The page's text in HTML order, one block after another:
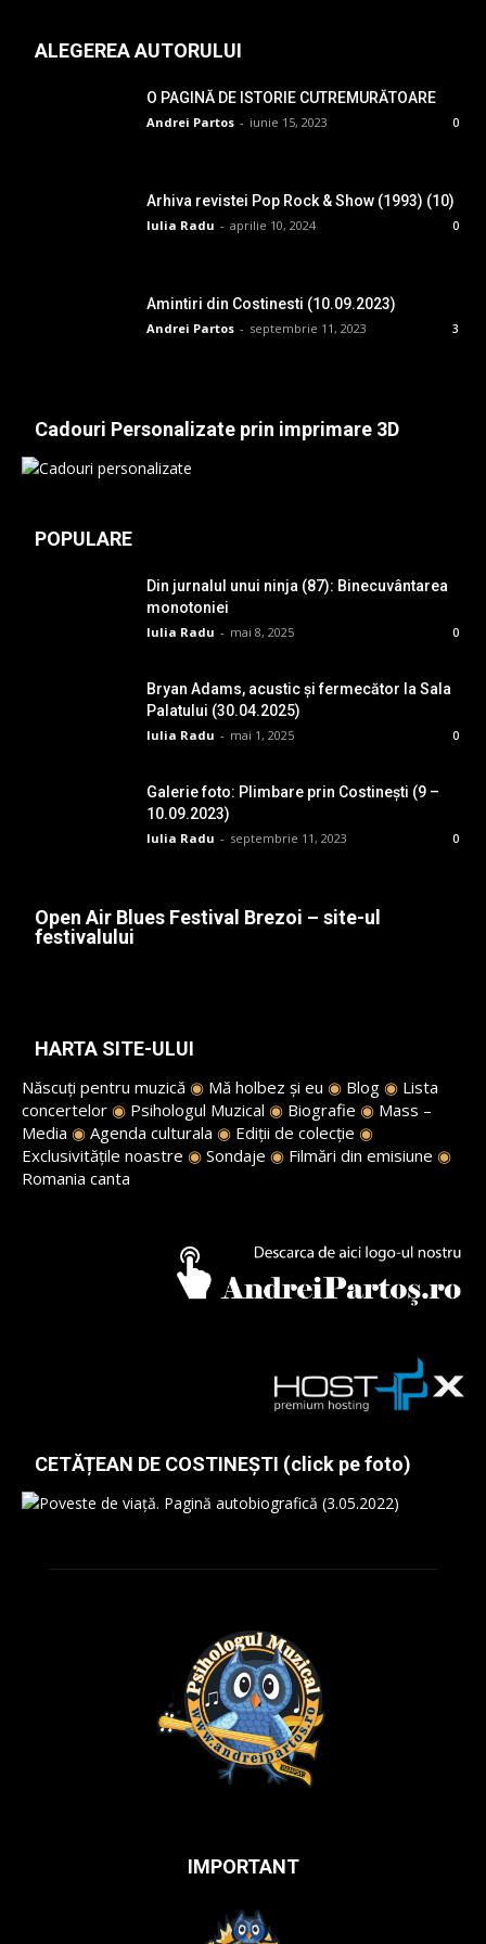
ALEGEREA AUTORULUI
O PAGINĂ DE ISTORIE CUTREMURĂTOARE
Andrei Partos - iunie 15, 2023 0
Arhiva revistei Pop Rock & Show (1993) (10)
Iulia Radu - aprilie 10, 2024 0
Amintiri din Costinesti (10.09.2023)
Andrei Partos - septembrie 11, 2023 3
Cadouri Personalizate prin imprimare 3D
POPULARE
Din jurnalul unui ninja (87): Binecuvântarea
monotoniei
Iulia Radu - mai 8, 2025 0
Bryan Adams, acustic și fermecător la Sala
Palatului (30.04.2025)
Iulia Radu - mai 1, 2025 0
Galerie foto: Plimbare prin Costinești (9 –
10.09.2023)
Iulia Radu - septembrie 11, 2023 0
Open Air Blues Festival Brezoi – site-ul
festivalului
HARTA SITE-ULUI
Născuți pentru muzică ◉ Mă holbez și eu ◉ Blog ◉ Lista
concertelor ◉ Psihologul Muzical ◉ Biografie ◉ Mass –
Media ◉ Agenda culturala ◉ Ediții de colecție ◉
Exclusivitățile noastre ◉ Sondaje ◉ Filmări din emisiune ◉
Romania canta
CETĂȚEAN DE COSTINEȘTI (click pe foto)
IMPORTANT